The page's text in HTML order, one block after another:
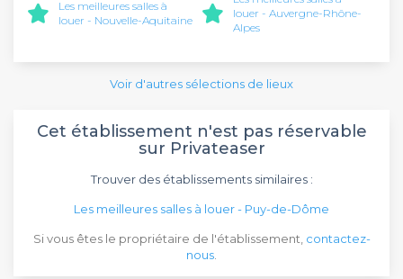
Les meilleures salles à
louer - Nouvelle-Aquitaine
louer - Auvergne-Rhône-
Alpes
Voir d'autres sélections de lieux
Cet établissement n'est pas réservable
sur Privateaser
Trouver des établissements similaires :
Les meilleures salles à louer - Puy-de-Dôme
Si vous êtes le propriétaire de l'établissement, contactez-
nous